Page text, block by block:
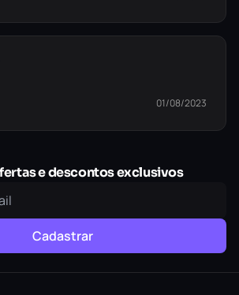
01/08/2023
e descontos exclusivos
Cadastrar